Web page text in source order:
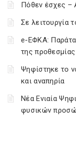
Πόθεν έσχες –
Σε λειτουργία
e-ΕΦΚΑ:
της
Ψηφίστηκε το
και αναπηρία
Νέα Ενιαία
φυσικών